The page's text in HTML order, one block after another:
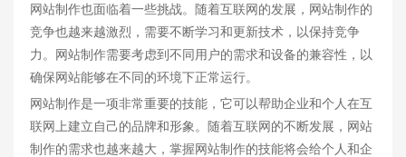
网站制作也面临着一些挑战。随着互联网的发展，网站制作的
竞争也越来越激烈，需要不断学习和更新技术，以保持竞争
力。网站制作需要考虑到不同用户的需求和设备的兼容性，以
确保网站能够在不同的环境下正常运行。
网站制作是一项非常重要的技能，它可以帮助企业和个人在互
联网上建立自己的品牌和形象。随着互联网的不断发展，网站
制作的需求也越来越大，掌握网站制作的技能将会给个人和企